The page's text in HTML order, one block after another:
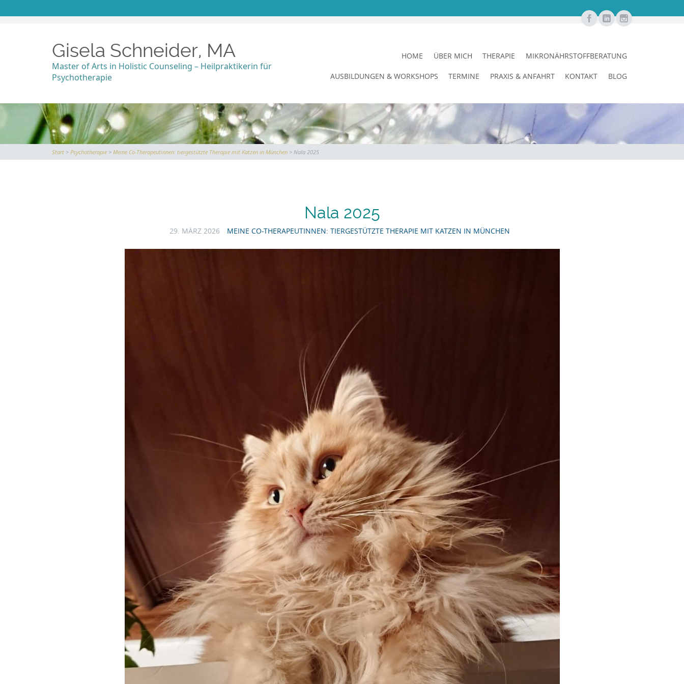
Gisela Schneider, MA
Master of Arts in Holistic Counseling – Heilpraktikerin für
Psychotherapie
CONTENT
HOME ÜBER MICH THERAPIE MIKRONÄHRSTOFFBERATUNG
AUSBILDUNGEN & WORKSHOPS TERMINE PRAXIS & ANFAHRT KONTAKT BLOG
Start > Psychotherapie > Meine Co-Therapeutinnen: tiergestützte Therapie mit Katzen in München > Nala 2025
Nala 2025
29. MÄRZ 2026 MEINE CO-THERAPEUTINNEN: TIERGESTÜTZTE THERAPIE MIT KATZEN IN MÜNCHEN